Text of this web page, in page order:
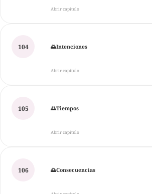
Abrir capítulo
104 🌅Intenciones
Abrir capítulo
105 🌅Tiempos
Abrir capítulo
106 🌅Consecuencias